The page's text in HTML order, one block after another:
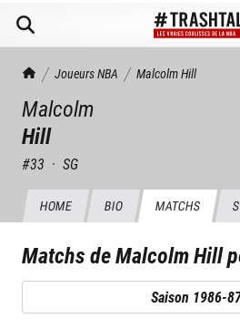
TrashTalk Actu NBA
Joueurs NBA MalcolmHill
Malcolm
Hill
#33 · SG
HOME BIO MATCHS
Matchs deMalcolm Hill
Saison 1986-